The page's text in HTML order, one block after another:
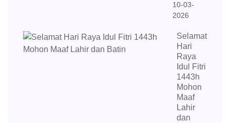
10-03-
2026
Selamat
Hari
Raya
Idul Fitri
1443h
Mohon
Maaf
Lahir
dan